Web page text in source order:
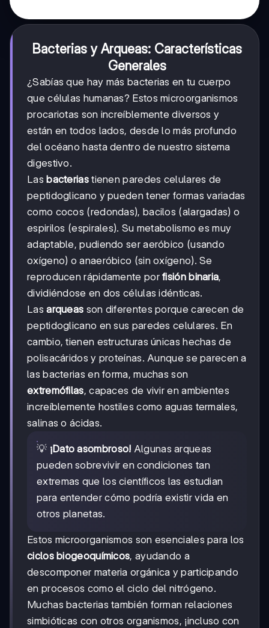
Bacterias y Arqueas: Características
Generales
¿Sabías que hay más bacterias en tu cuerpo
que células humanas? Estos microorganismos
procariotas son increíblemente diversos y
están en todos lados, desde lo más profundo
del océano hasta dentro de nuestro sistema
digestivo.
Las bacteriastienen paredes celulares de
peptidoglicano y pueden tener formas variadas
como cocos (redondas), bacilos (alargadas) o
espirilos (espirales). Su metabolismo es muy
adaptable, pudiendo ser aeróbico (usando
oxígeno) o anaeróbico (sin oxígeno). Se
reproducen rápidamente porfisión binaria,
dividiéndose en dos células idénticas.
Lasarqueas son diferentes porque carecen de
peptidoglicano en sus paredes celulares. En
cambio, tienen estructuras únicas hechas de
polisacáridos y proteínas. Aunque se parecen a
las bacterias en forma, muchas son
extremófilas, capaces de vivir en ambientes
increíblemente hostiles como aguas termales,
salinas o ácidas.
💡 ¡Dato asombroso! Algunas arqueas
pueden sobrevivir en condiciones tan
extremas que los científicos las estudian
para entender cómo podría existir vida en
otros planetas.
Estos microorganismos son esenciales para los
ciclos biogeoquímicos, ayudando a
descomponer materia orgánica y participando
en procesos como el ciclo del nitrógeno.
Muchas bacterias también forman relaciones
simbióticas con otros organismos, ¡incluso con